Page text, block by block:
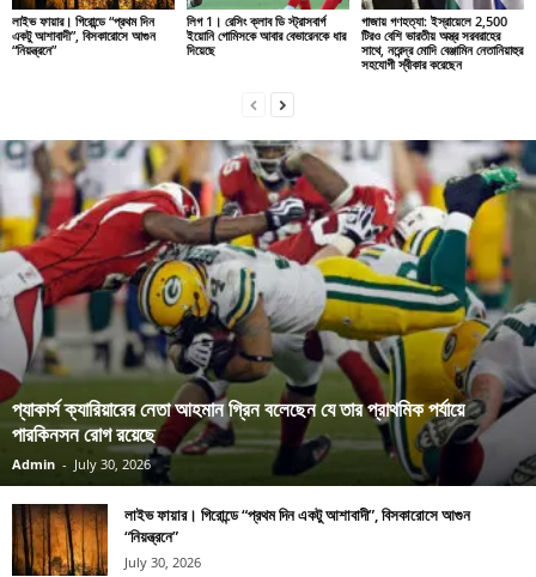
লাইভ ফায়ার। গিরোন্ডে “প্রথম দিন
একটু আশাবাদী”, বিসকারোসে আগুন
“নিয়ন্ত্রনে”
লিগ 1। রেসিং ক্লাব ডি স্ট্রাসবার্গ
ইয়োনি গোমিসকে আবার বেভারেনকে ধার
দিয়েছে
গাজায় গণহত্যা: ইস্রায়েলে 2,500
টিরও বেশি ভারতীয় অস্ত্র সরবরাহের
সাথে, নরেন্দ্র মোদি বেঞ্জামিন নেতানিয়াহুর
সহযোগী স্বীকার করেছেন
প্যাকার্স ক্যারিয়ারের নেতা আহমান গ্রিন বলেছেন যে তার প্রাথমিক পর্যায়ে
পারকিনসন রোগ রয়েছে
Admin - July 30, 2026
লাইভ ফায়ার। গিরোন্ডে “প্রথম দিন একটু আশাবাদী”, বিসকারোসে আগুন
“নিয়ন্ত্রনে”
July 30, 2026